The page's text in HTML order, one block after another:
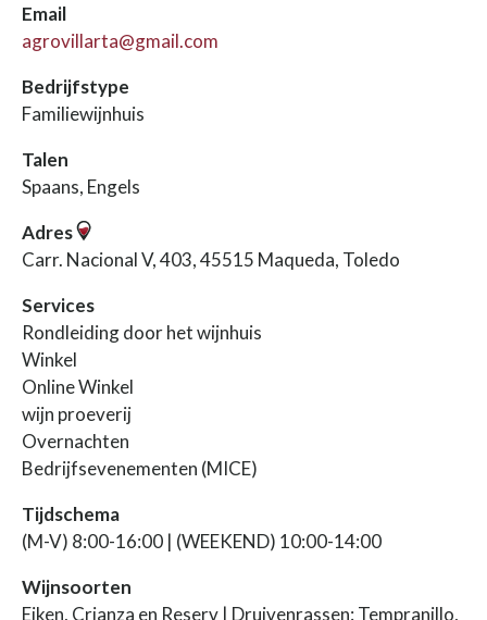
Email
agrovillarta@gmail.com
Bedrijfstype
Familiewijnhuis
Talen
Spaans, Engels
Adres
Carr. Nacional V, 403, 45515 Maqueda, Toledo
Services
Rondleiding door het wijnhuis
Winkel
Online Winkel
wijn proeverij
Overnachten
Bedrijfsevenementen (MICE)
Tijdschema
(M-V) 8:00-16:00 | (WEEKEND) 10:00-14:00
Wijnsoorten
Eiken, Crianza en Reserv | Druivenrassen: Tempranillo,